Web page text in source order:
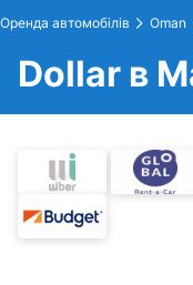
Оренда автомобілів Oman
Dollar в